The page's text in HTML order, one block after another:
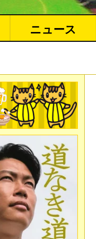
ニュース